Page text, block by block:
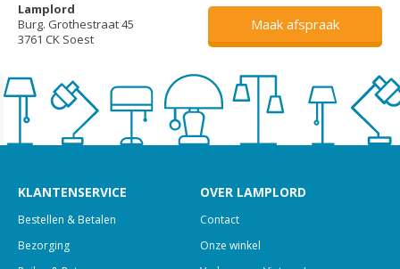
Lamplord
Burg. Grothestraat 45
3761 CK Soest
Maak afspraak
KLANTENSERVICE
Bestellen & Betalen
Bezorging
OVER LAMPLORD
Contact
Onze winkel